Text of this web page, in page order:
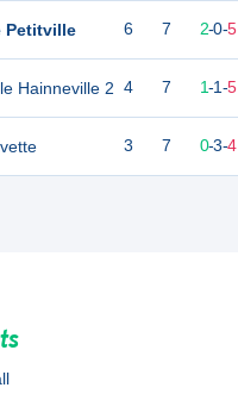
Petitville
Hainneville 2
6 7 2-0-5
4 7 1-1-5
3 7 0-3-4